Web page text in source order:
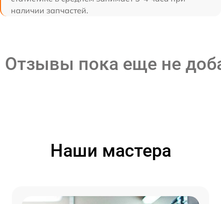
наличии запчастей.
Отзывы пока еще не
Наши мастера